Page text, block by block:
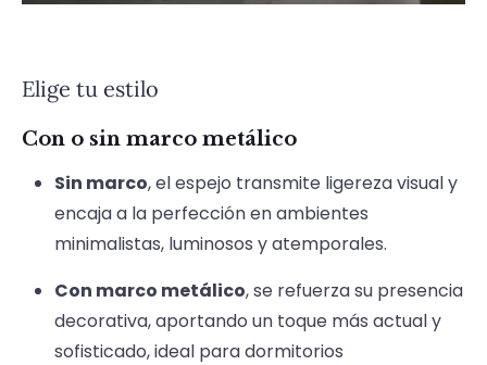
Elige tu estilo
Con o sin marco metálico
Sin marco, el espejo transmite ligereza visual y
encaja a la perfección en ambientes
minimalistas, luminosos y atemporales.
Con marco metálico, se refuerza su presencia
decorativa, aportando un toque más actual y
sofisticado, ideal para dormitorios